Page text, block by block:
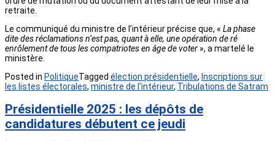
retraite.
Le communiqué du ministre de l’intérieur précise que, « La phase
dite des réclamations n’est pas, quant à elle, une opération de ré
enrôlement de tous les compatriotes en âge de voter », a martelé le
ministère.
Posted in PolitiqueTagged élection présidentielle, Inscriptions sur
les listes électorales, ministre de l'intérieur, Tribulations de Satram
Présidentielle 2025 : les dépôts de
candidatures débutent ce jeudi